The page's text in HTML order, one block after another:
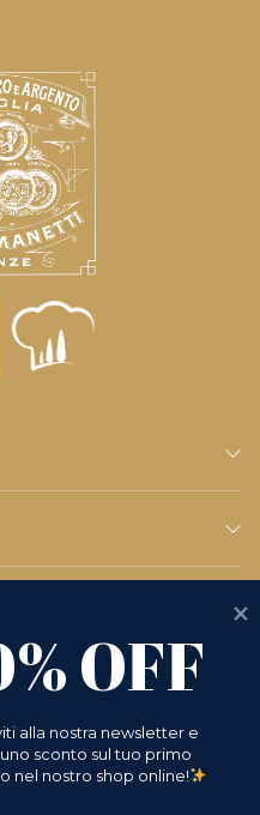
OFF
alla nostra newsletter e
sconto sul tuo primo
nel nostro shop online!